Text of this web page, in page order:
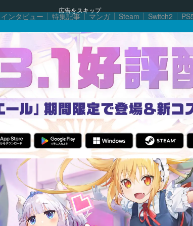
広告をスキップ
インタビュー 特集記事 マンガ Steam Switch2